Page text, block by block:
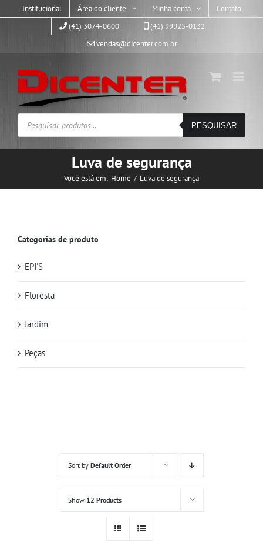
Institucional Área do cliente Minha conta
Contato
(41) 3074-0600
(41) 99925-0132
vendas@dicenter.com.br
Pesquisar
produtos
PESQUISAR
Luva de segurança
Você está em: Home Luva de segurança
Sort by Default Order
Show 12 Products
Categorias de produto
EPI'S
Floresta
Jardim
Peças